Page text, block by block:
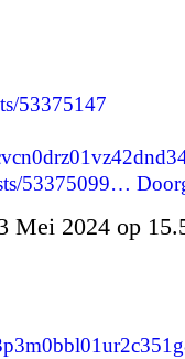
53375147
53375099…
Mei 2024 op